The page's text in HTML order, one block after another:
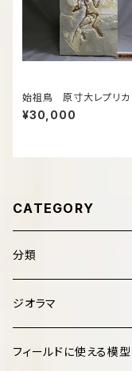
始祖鳥 原寸大レプリカ
¥30,000
CATEGORY
分類
哺乳類 Mammalia
鳥類 Aves
ジオラマ
フィールドに使える模型